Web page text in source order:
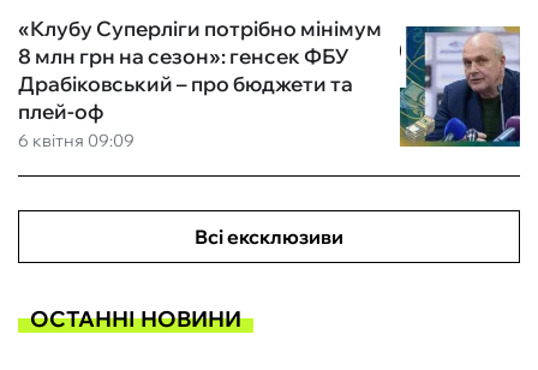
6 квітня 09:09
«Клубу Суперліги потрібно мінімум
8 млн грн на сезон»: генсек ФБУ
Драбіковський – про бюджети та
плей-оф
Всі ексклюзиви
ОСТАННІ НОВИНИ